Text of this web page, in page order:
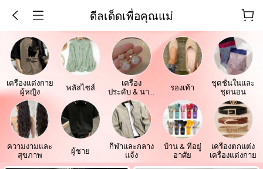
ดีลเด็ดเพื่อคุณแม่
เครื่องแต่งกาย
ผู้หญิง
พลัสไซส์
เครื่อง
ประดับ & นาฬิ
กา
รองเท้า
ชุดชั้นในและ
ชุดนอน
ความงามและ
สุขภาพ
ผู้ชาย
กีฬาและกลาง
แจ้ง
บ้าน & ที่อยู่
อาศัย
เครื่องตกแต่ง
เครื่องแต่งกาย